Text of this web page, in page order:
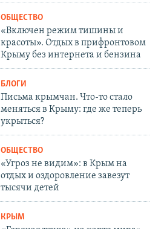
ОБЩЕСТВО
«Включен режим тишины и
красоты». Отдых в прифронтовом
Крыму без интернета и бензина
БЛОГИ
Письма крымчан. Что-то стало
меняться в Крыму: где же теперь
укрыться?
ОБЩЕСТВО
«Угроз не видим»: в Крым на
отдых и оздоровление завезут
тысячи детей
КРЫМ